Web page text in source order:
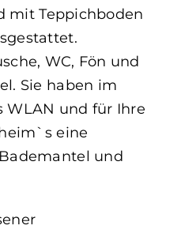
mit Teppichboden
WC, Fön und
Sie haben im
WLAN und für Ihre
eine
und